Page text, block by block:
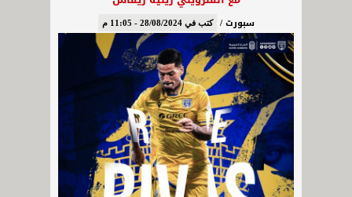
سبورت / كتب في 28/08/2024 - 11:05 م